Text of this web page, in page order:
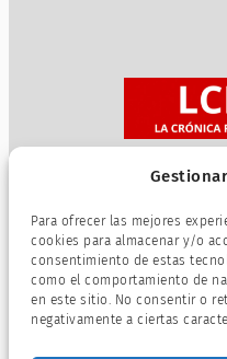
Para ofrecer las mejores
cookies para almacenar y/o
consentimiento de estas
como el comportamiento de
en este sitio. No consentir o
negativamente a ciertas
Política de
Términos
Política de